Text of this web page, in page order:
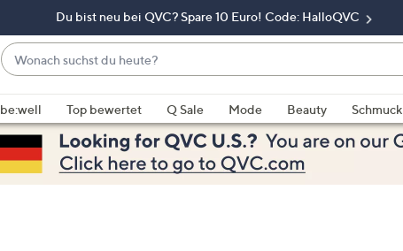
Du bist neu bei QVC? Spare 10 Euro! Code: HalloQVC
Wonach
suchst
du
heute?
Vorschläge
verfügbar
sind,
verwenden
be:well Top bewertet Q Sale Mode Beauty Schmuck